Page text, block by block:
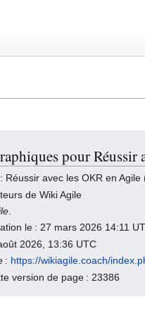
pour Réussir
Réussir avec les OKR en Agile
de Wiki Agile
le : 27 mars 2026 14:11
2026, 13:36 UTC
: https://wikiagile.coach/
version de page : 23386